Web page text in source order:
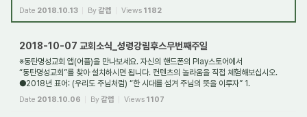
Date 2018.10.13 By갈렙 Views 1182
2018-10-07 교회소식_성령강림후스무번째주일
※동탄명성교회 앱(어플)을 만나보세요. 자신의 핸드폰의 Play스토어에서
“동탄명성교회”를 찾아 설치하시면 됩니다. 컨텐츠의 놀라움을 직접 체험해보십시오.
●2018년 표어: (우리도 주님처럼) “한 시대를 섬겨 주님의 뜻을 이루자” 1.
Date 2018.10.06 By갈렙 Views 1107